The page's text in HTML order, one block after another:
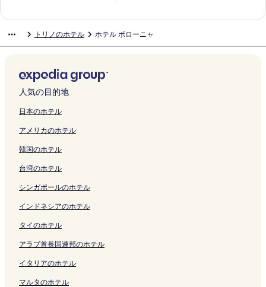
n
の
ペ
ー
ジ
開
リ
ン
ク
ン
ク
ー
ジ
く
リ
ン
ク
s
ー
ジ
を
開
リ
ク
n
n
g
t
o
ペ
ー
ジ
を
く
ン
ジ
を
リ
ン
ク
o
の
ペ
ー
ジ
開
リ
ン
ク
ジ
を
リ
ン
ク
n
の
ペ
ー
ジ
開
リ
ン
ク
G
r
M
o
o
の
ー
ジ
を
開
リ
ク
ジ
を
リ
ン
ク
ジ
を
リ
ン
ク
の
ジ
を
開
く
ン
の
ペ
を
開
く
リ
ク
の
ジ
を
開
く
ン
f
n
a
o
n
o
n
a
C
o
e
t
a
の
ペ
t
i
o
y
o
d
e
r
f
l
t
l
y
の
ペ
r
S
u
t
の
ー
ジ
を
開
リ
ク
t
n
T
r
n
P
i
a
z
a
a
l
i
n
a
G
s
t
i
g
t
t
o
-
a
a
e
r
F
e
の
ジ
を
開
く
ン
V
t
o
i
&
s
i
d
e
p
の
ー
ジ
を
開
トリノのホテル ホテル ボローニャ
人気の目的地
日本のホテル
アメリカのホテル
韓国のホテル
台湾のホテル
シンガポールのホテル
インドネシアのホテル
タイのホテル
アラブ首長国連邦のホテル
イタリアのホテル
マルタのホテル